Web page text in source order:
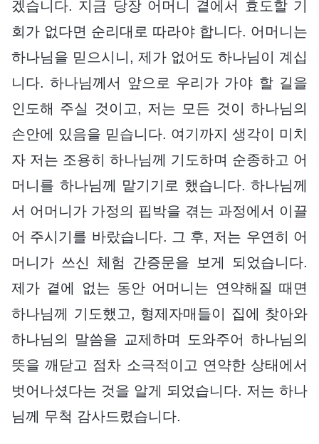
겠습니다. 지금 당장 어머니 곁에서 효도할 기
회가 없다면 순리대로 따라야 합니다. 어머니는
하나님을 믿으시니, 제가 없어도 하나님이 계십
니다. 하나님께서 앞으로 우리가 가야 할 길을
인도해 주실 것이고, 저는 모든 것이 하나님의
손안에 있음을 믿습니다. 여기까지 생각이 미치
자 저는 조용히 하나님께 기도하며 순종하고 어
머니를 하나님께 맡기기로 했습니다. 하나님께
서 어머니가 가정의 핍박을 겪는 과정에서 이끌
어 주시기를 바랐습니다. 그 후, 저는 우연히 어
머니가 쓰신 체험 간증문을 보게 되었습니다.
제가 곁에 없는 동안 어머니는 연약해질 때면
하나님께 기도했고, 형제자매들이 집에 찾아와
하나님의 말씀을 교제하며 도와주어 하나님의
뜻을 깨닫고 점차 소극적이고 연약한 상태에서
벗어나셨다는 것을 알게 되었습니다. 저는 하나
님께 무척 감사드렸습니다.